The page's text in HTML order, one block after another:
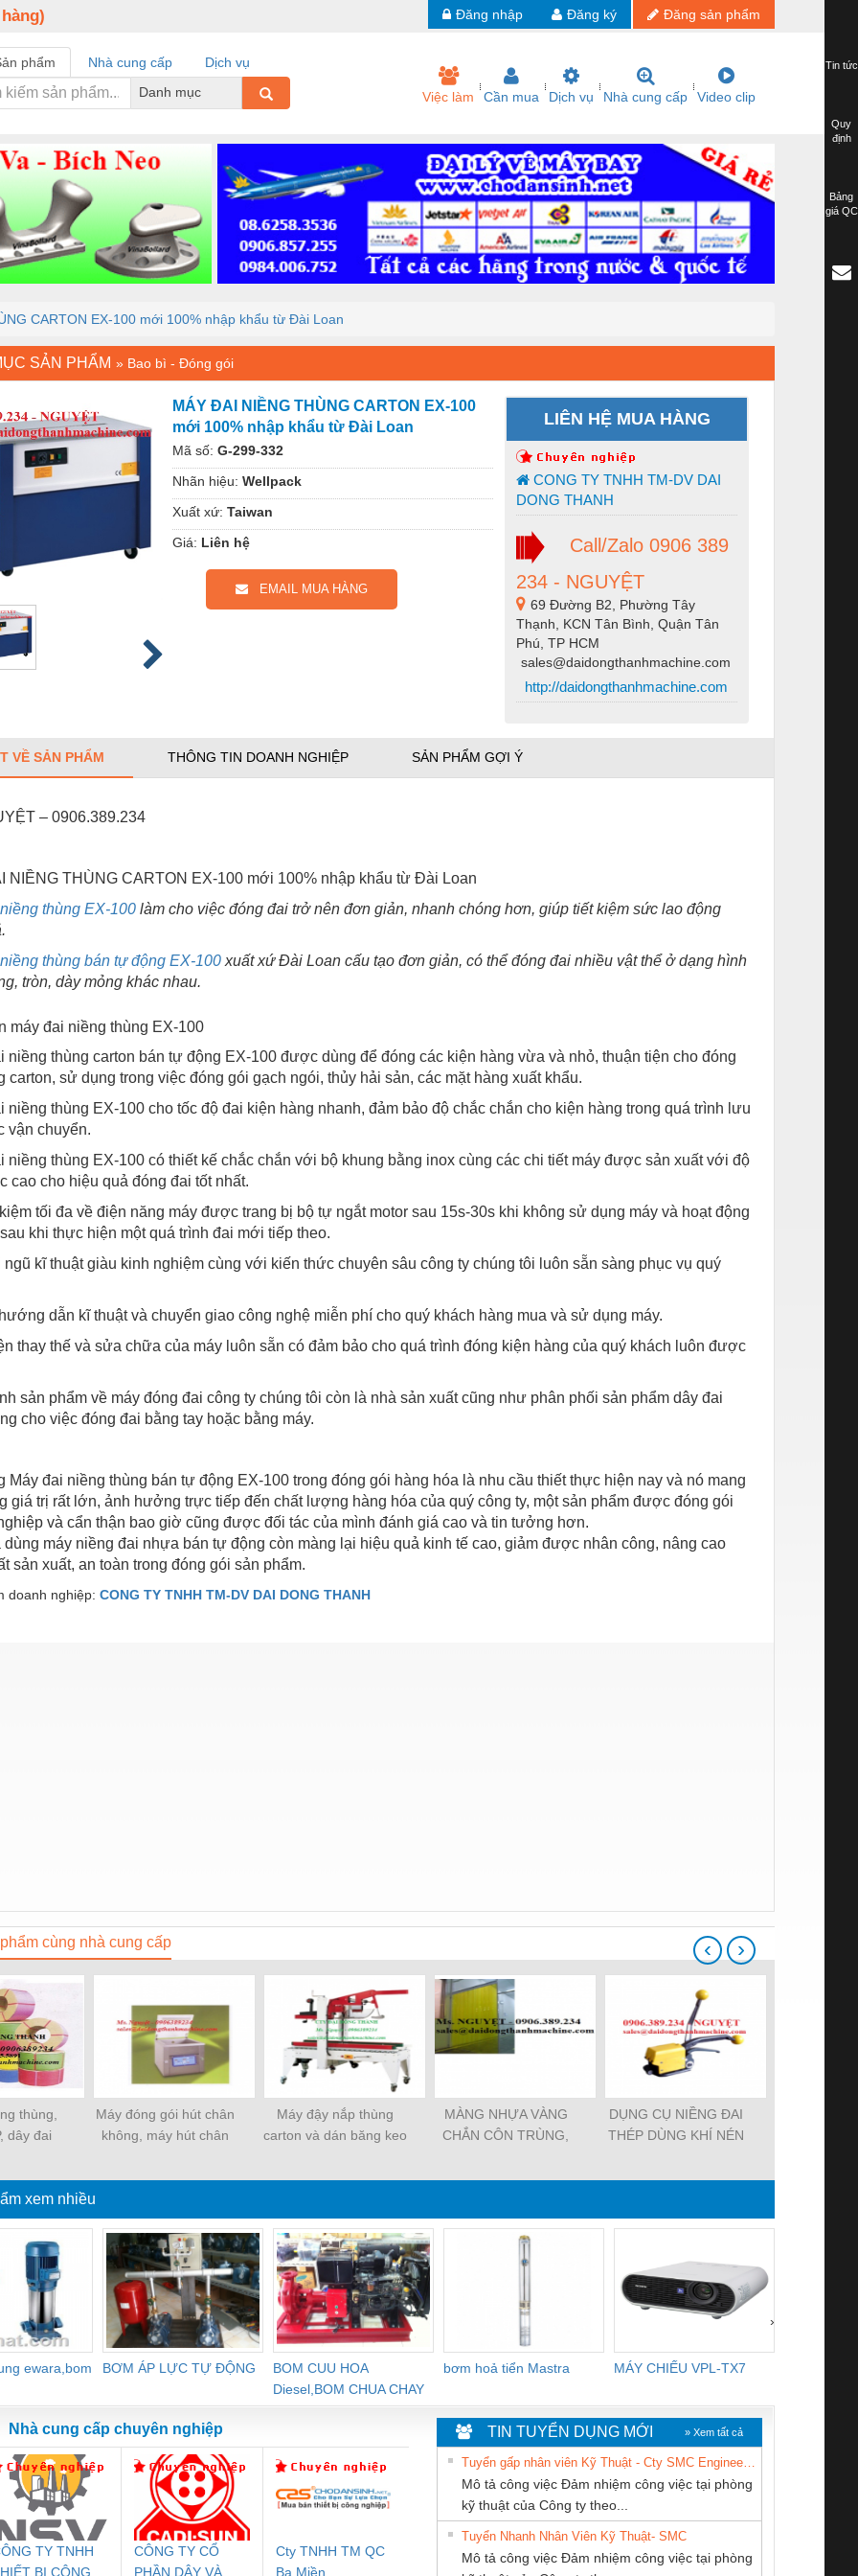
Đăng sản phẩm
Đăng ký
Đăng nhập
phẩm Nhà cung cấp
Dịch vụ
Danh mục
Việc làm Cần mua Dịch vụ Nhà cung cấp Video clip
CARTON EX-100 mới 100% nhập khẩu từ Đài Loan
SẢN PHẨM » Bao bì - Đóng gói
MÁY ĐAI NIỀNG THÙNG CARTON EX-100
mới 100% nhập khẩu từ Đài Loan
Mã số: G-299-332
Nhãn hiệu: Wellpack
Xuất xứ: Taiwan
Giá: Liên hệ
EMAIL MUA HÀNG
LIÊN HỆ MUA HÀNG
CONG TY TNHH TM-DV DAI
DONG THANH
Call/Zalo 0906 389
234 - NGUYỆT
69 Đường B2, Phường Tây
Thạnh, KCN Tân Bình, Quận Tân
Phú, TP HCM
sales@daidongthanhmachine.com
http://daidongthanhmachine.com
VỀ SẢN PHẨM THÔNG TIN DOANH NGHIỆP SẢN PHẨM GỢI Ý
– 0906.389.234
NIỀNG THÙNG CARTON EX-100 mới 100% nhập khẩu từ Đài Loan
thùng EX-100 làm cho việc đóng đai trở nên đơn giản, nhanh chóng hơn, giúp tiết kiệm sức lao động
thùng bán tự động EX-100 xuất xứ Đài Loan cấu tạo đơn giản, có thể đóng đai nhiều vật thể ở dạng hình
tròn, dày mỏng khác nhau.
máy đai niềng thùng EX-100
niềng thùng carton bán tự động EX-100 được dùng để đóng các kiện hàng vừa và nhỏ, thuận tiện cho đóng
carton, sử dụng trong việc đóng gói gạch ngói, thủy hải sản, các mặt hàng xuất khẩu.
niềng thùng EX-100 cho tốc độ đai kiện hàng nhanh, đảm bảo độ chắc chắn cho kiện hàng trong quá trình lưu
vận chuyển.
niềng thùng EX-100 có thiết kế chắc chắn với bộ khung bằng inox cùng các chi tiết máy được sản xuất với độ
cao cho hiệu quả đóng đai tốt nhất.
tối đa về điện năng máy được trang bị bộ tự ngắt motor sau 15s-30s khi không sử dụng máy và hoạt động
khi thực hiện một quá trình đai mới tiếp theo.
kĩ thuật giàu kinh nghiệm cùng với kiến thức chuyên sâu công ty chúng tôi luôn sẵn sàng phục vụ quý
dẫn kĩ thuật và chuyển giao công nghệ miễn phí cho quý khách hàng mua và sử dụng máy.
thay thế và sửa chữa của máy luôn sẵn có đảm bảo cho quá trình đóng kiện hàng của quý khách luôn được
sản phẩm về máy đóng đai công ty chúng tôi còn là nhà sản xuất cũng như phân phối sản phẩm dây đai
cho việc đóng đai bằng tay hoặc bằng máy.
Máy đai niềng thùng bán tự động EX-100 trong đóng gói hàng hóa là nhu cầu thiết thực hiện nay và nó mang
giá trị rất lớn, ảnh hưởng trực tiếp đến chất lượng hàng hóa của quý công ty, một sản phẩm được đóng gói
và cẩn thận bao giờ cũng được đối tác của mình đánh giá cao và tin tưởng hơn.
dùng máy niềng đai nhựa bán tự động còn màng lại hiệu quả kinh tế cao, giảm được nhân công, nâng cao
sản xuất, an toàn trong đóng gói sản phẩm.
doanh nghiệp: CONG TY TNHH TM-DV DAI DONG THANH
cùng nhà cung cấp
thùng,
dây đai
Máy đóng gói hút chân
không, máy hút chân
Máy đậy nắp thùng
carton và dán băng keo
MÀNG NHỰA VÀNG
CHẮN CÔN TRÙNG,
KHO LẠNH, rèm nhựa
DỤNG CỤ NIỀNG ĐAI
THÉP DÙNG KHÍ NÉN
dụng cụ xiết đai thép
‹ ›
xem nhiều
ewara,bom
BƠM ÁP LỰC TỰ ĐỘNG
BOM CUU HOA
Diesel,BOM CHUA CHAY
bơm hoả tiển Mastra MÁY CHIẾU VPL-TX7
›
An Toàn
Rơ Le An Toàn
Bộ Lặp Tín Hiệu
Rơ Le An Toàn
Bộ giám sát chuỗi
Bộ giám sát dòng
Nhà cung cấp chuyên nghiệp
TY TNHH
BỊ CÔNG
CÔNG TY CỔ
PHẦN DÂY VÀ
Cty TNHH TM QC
Ba Miền
CÔNG TY TNHH
MEKONG MARINE
Tan Dong Cang
company LTD
CONG TY TNHH
TIN TUYỂN DỤNG MỚI » Xem tất cả
Mô tả công việc Đảm nhiệm công việc tại phòng
kỹ thuật của Công ty theo...
Tuyển Nhanh Nhân Viên Kỹ Thuật- SMC
Mô tả công việc Đảm nhiệm công việc tại phòng
Tin tức
Quy
định
Bảng
giá QC